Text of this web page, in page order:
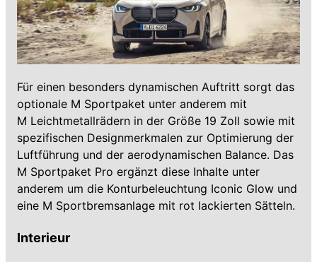
Für einen besonders dynamischen Auftritt sorgt das
optionale M Sportpaket unter anderem mit
M Leichtmetallrädern in der Größe 19 Zoll sowie mit
spezifischen Designmerkmalen zur Optimierung der
Luftführung und der aerodynamischen Balance. Das
M Sportpaket Pro ergänzt diese Inhalte unter
anderem um die Konturbeleuchtung Iconic Glow und
eine M Sportbremsanlage mit rot lackierten Sätteln.
Interieur